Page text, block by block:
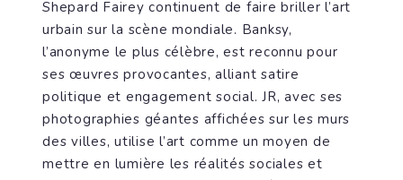
Shepard Fairey continuent de faire briller l’art
urbain sur la scène mondiale. Banksy,
l’anonyme le plus célèbre, est reconnu pour
ses œuvres provocantes, alliant satire
politique et engagement social. JR, avec ses
photographies géantes affichées sur les murs
des villes, utilise l’art comme un moyen de
mettre en lumière les réalités sociales et